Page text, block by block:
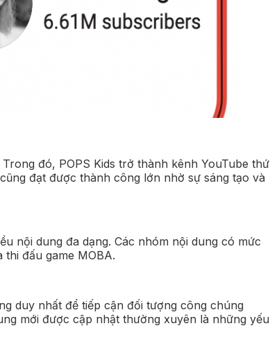
đó, POPS Kids trở thành kênh YouTube thứ
đạt được thành công lớn nhờ sự sáng tạo và
nội dung đa dạng. Các nhóm nội dung có mức
đấu game MOBA.
duy nhất để tiếp cận đối tượng công chúng
mới được cập nhật thường xuyên là những yếu